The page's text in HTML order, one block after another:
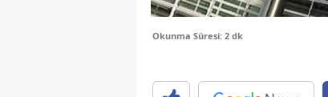
Okunma Süresi: 2 dk